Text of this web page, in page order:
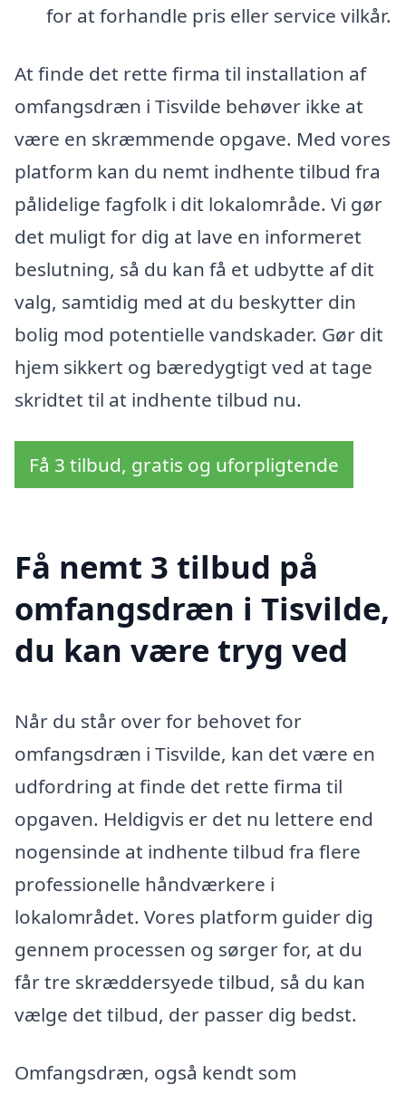
for at forhandle pris eller service vilkår.
At finde det rette firma til installation af
omfangsdræn i Tisvilde behøver ikke at
være en skræmmende opgave. Med vores
platform kan du nemt indhente tilbud fra
pålidelige fagfolk i dit lokalområde. Vi gør
det muligt for dig at lave en informeret
beslutning, så du kan få et udbytte af dit
valg, samtidig med at du beskytter din
bolig mod potentielle vandskader. Gør dit
hjem sikkert og bæredygtigt ved at tage
skridtet til at indhente tilbud nu.
Få 3 tilbud, gratis og uforpligtende
Få nemt 3 tilbud på
omfangsdræn i Tisvilde,
du kan være tryg ved
Når du står over for behovet for
omfangsdræn i Tisvilde, kan det være en
udfordring at finde det rette firma til
opgaven. Heldigvis er det nu lettere end
nogensinde at indhente tilbud fra flere
professionelle håndværkere i
lokalområdet. Vores platform guider dig
gennem processen og sørger for, at du
får tre skræddersyede tilbud, så du kan
vælge det tilbud, der passer dig bedst.
Omfangsdræn, også kendt som